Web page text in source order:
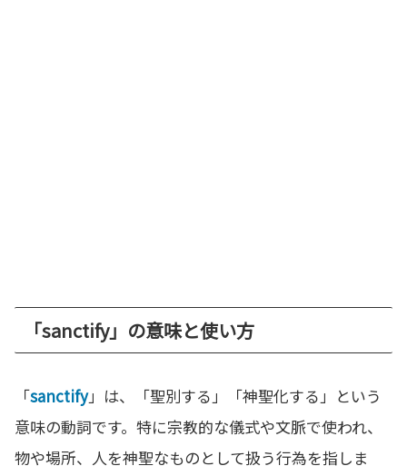
「sanctify」の意味と使い方
「sanctify」は、「聖別する」「神聖化する」という
意味の動詞です。特に宗教的な儀式や文脈で使われ、
物や場所、人を神聖なものとして扱う行為を指しま